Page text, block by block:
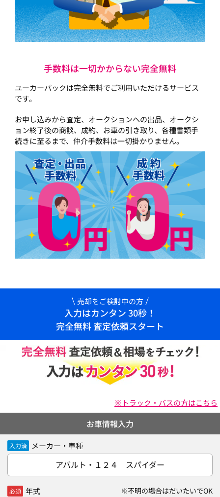
手数料は一切かからない完全無料
ユーカーパックは完全無料でご利用いただけるサービス
です。
お申し込みから査定、オークションへの出品、オークシ
ョン終了後の商談、成約、お車の引き取り、各種書類手
続きに至るまで、仲介手数料は一切掛かりません。
売却をご検討中の方
入力はカンタン 30秒！
完全無料 査定依頼スタート
※トラック・バスの方はこちら
お車情報入力
入力済 メーカー・車種
アバルト・１２４ スパイダー
必須 年式 ※不明の場合はだいたいでOK